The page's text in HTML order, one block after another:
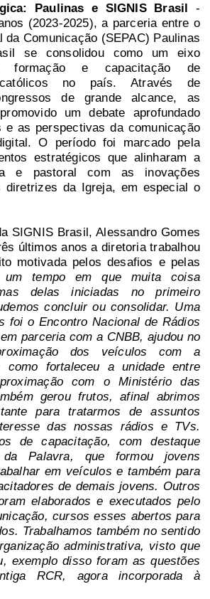
Paulinas e SIGNIS Brasil -
(2023-2025), a parceria entre o
da Comunicação (SEPAC) Paulinas
se consolidou como um eixo
formação e capacitação de
católicos no país. Através de
de grande alcance, as
um debate aprofundado
e as perspectivas da comunicação
O período foi marcado pela
estratégicos que alinharam a
e pastoral com as inovações
diretrizes da Igreja, em especial o
SIGNIS Brasil, Alessandro Gomes
últimos anos a diretoria trabalhou
motivada pelos desafios e pelas
um tempo em que muita coisa
delas iniciadas no primeiro
concluir ou consolidar. Uma
foi o Encontro Nacional de Rádios
parceria com a CNBB, ajudou no
dos veículos com a
como fortaleceu a unidade entre
com o Ministério das
gerou frutos, afinal abrimos
para tratarmos de assuntos
das nossas rádios e TVs.
de capacitação, com destaque
Palavra, que formou jovens
em veículos e também para
de demais jovens. Outros
elaborados e executados pelo
cursos esses abertos para
Trabalhamos também no sentido
administrativa, visto que
exemplo disso foram as questões
RCR, agora incorporada à